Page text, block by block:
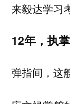
来毅达学习
12年，执
弹指间，这